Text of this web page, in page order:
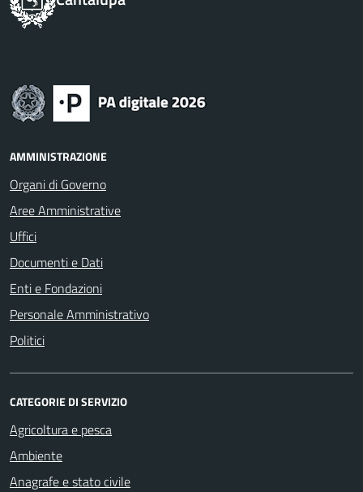
AMMINISTRAZIONE
Organi di Governo
Aree Amministrative
Uffici
Documenti e Dati
Enti e Fondazioni
Personale Amministrativo
Politici
CATEGORIE DI SERVIZIO
Agricoltura e pesca
Ambiente
Anagrafe e stato civile